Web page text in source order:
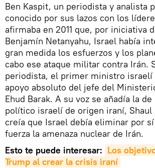
Ben Kaspit, un periodista y analista
conocido por sus lazos con los
afirmaba en 2011 que, por iniciativa
Benjamín Netanyahu, Israel había
gran medida los esfuerzos y los
cabo ese ataque militar contra Irán.
periodista, el primer ministro israelí
apoyo absoluto del jefe del
Ehud Barak. A su voz se añadía la
político israelí de origen iraní, Shaul
creía que Israel debía eliminar por
fuerza la amenaza nuclear de Irán.
Esto te puede interesar: Los
Trump al crear la crisis iraní